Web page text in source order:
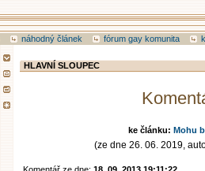
náhodný článek fórum gay komunita
HLAVNÍ SLOUPEC
ke článku: Mohu
(ze dne 26. 06. 2019,